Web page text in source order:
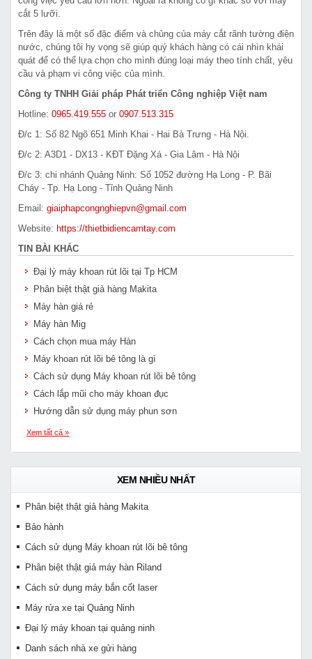
cắt 5 lưỡi.
Trên đây là một số đặc điểm và chủng của máy cắt rãnh tường điện
nước, chúng tôi hy vọng sẽ giúp quý khách hàng có cái nhìn khái
quát để có thể lựa chọn cho mình đúng loại máy theo tính chất, yêu
cầu và phạm vi công việc của mình.
Công ty TNHH Giải pháp Phát triển Công nghiệp Việt nam
Hotline: 0965.419.555 or 0907.513.315
Đ/c 1: Số 82 Ngõ 651 Minh Khai - Hai Bà Trưng - Hà Nội.
Đ/c 2: A3D1 - DX13 - KĐT Đặng Xá - Gia Lâm - Hà Nội
Đ/c 3: chi nhánh Quảng Ninh: Số 1052 đường Hạ Long - P. Bãi
Cháy - Tp. Hạ Long - Tỉnh Quảng Ninh
Email: giaiphapcongnghiepvn@gmail.com
Website: https://thietbidiencamtay.com
TIN BÀI KHÁC
Đại lý máy khoan rút lõi tại Tp HCM
Phân biệt thật giả hàng Makita
Máy hàn giá rẻ
Máy hàn Mig
Cách chọn mua máy Hàn
Máy khoan rút lõi bê tông là gì
Cách sử dụng Máy khoan rút lõi bê tông
Cách lắp mũi cho máy khoan đục
Hướng dẫn sử dụng máy phun sơn
Xem tất cả »
XEM NHIỀU NHẤT
Phân biệt thật giả hàng Makita
Bảo hành
Cách sử dụng Máy khoan rút lõi bê tông
Phân biệt thật giả máy hàn Riland
Cách sử dụng máy bắn cốt laser
Máy rửa xe tại Quảng Ninh
Đại lý máy khoan tại quảng ninh
Danh sách nhà xe gửi hàng